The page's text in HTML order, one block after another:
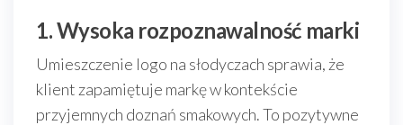
1. Wysoka rozpoznawalność marki
Umieszczenie logo na słodyczach sprawia, że
klient zapamiętuje markę w kontekście
przyjemnych doznań smakowych. To pozytywne